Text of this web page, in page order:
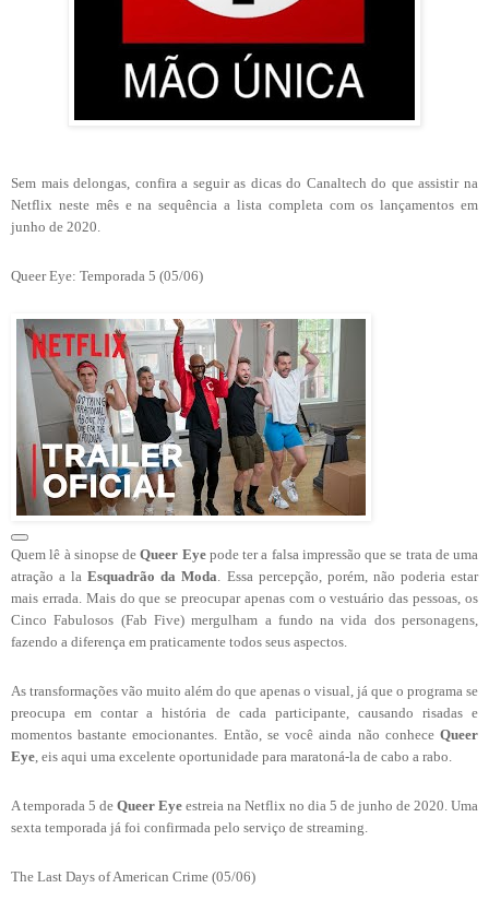
Sem mais delongas, confira a seguir as dicas do Canaltech do que assistir na
Netflix neste mês e na sequência a lista completa com os lançamentos em
junho de 2020.
Queer Eye: Temporada 5 (05/06)
Quem lê à sinopse deQueer Eyepode ter a falsa impressão que se trata de uma
atração a laEsquadrão da Moda . Essa percepção, porém, não poderia estar
mais errada. Mais do que se preocupar apenas com o vestuário das pessoas, os
Cinco Fabulosos (Fab Five) mergulham a fundo na vida dos personagens,
fazendo a diferença em praticamente todos seus aspectos.
As transformações vão muito além do que apenas o visual, já que o programa se
preocupa em contar a história de cada participante, causando risadas e
momentos bastante emocionantes. Então, se você ainda não conhece Queer
Eye , eis aqui uma excelente oportunidade para maratoná-la de cabo a rabo.
A temporada 5 de Queer Eye estreia na Netflix no dia 5 de junho de 2020. Uma
sexta temporada já foi confirmada pelo serviço de streaming.
The Last Days of American Crime (05/06)